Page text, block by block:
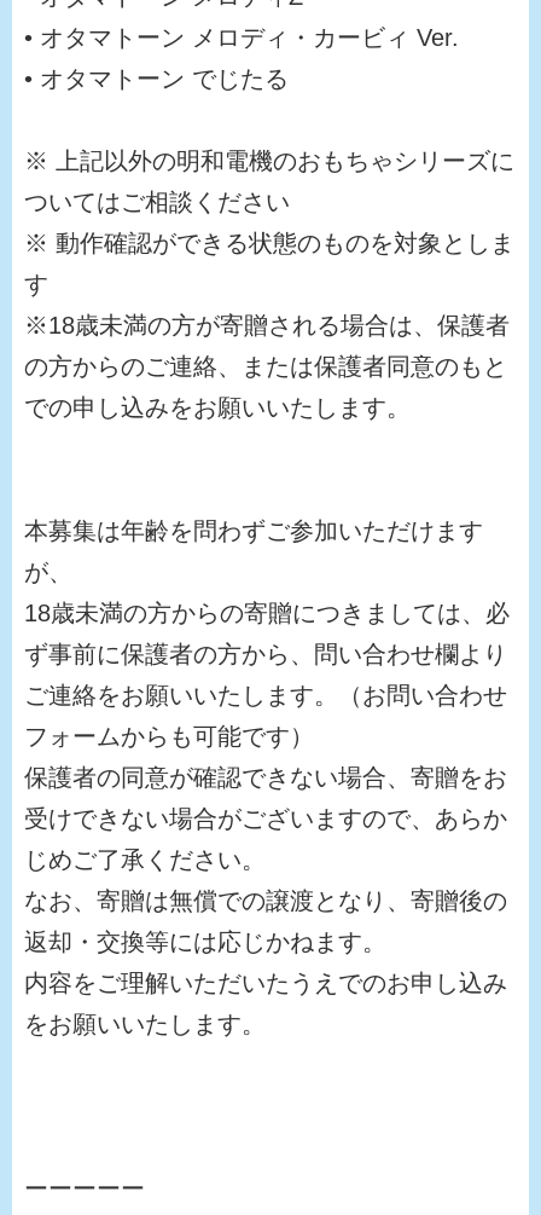
• オタマトーン メロディ・カービィ Ver.
• オタマトーン でじたる
※ 上記以外の明和電機のおもちゃシリーズに
ついてはご相談ください
※ 動作確認ができる状態のものを対象としま
す
※18歳未満の方が寄贈される場合は、保護者
の方からのご連絡、または保護者同意のもと
での申し込みをお願いいたします。
本募集は年齢を問わずご参加いただけます
が、
18歳未満の方からの寄贈につきましては、必
ず事前に保護者の方から、問い合わせ欄より
ご連絡をお願いいたします。（お問い合わせ
フォームからも可能です）
保護者の同意が確認できない場合、寄贈をお
受けできない場合がございますので、あらか
じめご了承ください。
なお、寄贈は無償での譲渡となり、寄贈後の
返却・交換等には応じかねます。
内容をご理解いただいたうえでのお申し込み
をお願いいたします。
ーーーーー